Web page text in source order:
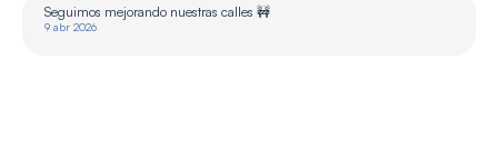
Seguimos mejorando nuestras calles 🚧
9 abr 2026